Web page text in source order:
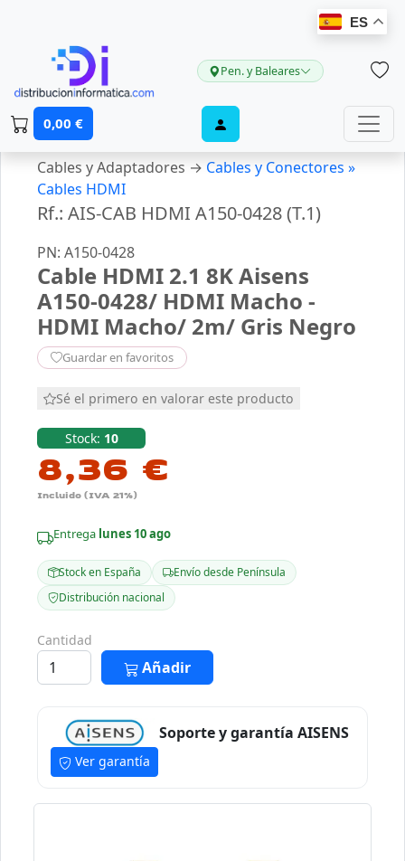
ES
Pen. y Baleares
0,00 €
Cables y Adaptadores → Cables y Conectores »
Cables HDMI
Rf.: AIS-CAB HDMI A150-0428 (T.1)
PN: A150-0428
Cable HDMI 2.1 8K Aisens
A150-0428/ HDMI Macho -
HDMI Macho/ 2m/ Gris Negro
Guardar en favoritos
Sé el primero en valorar este producto
Stock: 10
8,36 €
Incluido (IVA 21%)
Entrega lunes 10 ago
Stock en España
Envío desde Península
Distribución nacional
Cantidad
Añadir
Soporte y garantía AISENS
Ver garantía